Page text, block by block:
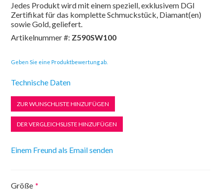
Jedes Produkt wird mit einem speziell, exklusivem DGI
Zertifikat für das komplette Schmuckstück, Diamant(en)
sowie Gold, geliefert.
Artikelnummer #: Z590SW100
Geben Sie eine Produktbewertung ab.
Technische Daten
Größe *